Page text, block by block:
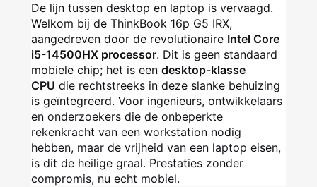
De lijn tussen desktop en laptop is vervaagd.
Welkom bij de ThinkBook 16p G5 IRX,
aangedreven door de revolutionaire Intel Core
i5-14500HX processor. Dit is geen standaard
mobiele chip; het is een desktop-klasse
CPU die rechtstreeks in deze slanke behuizing
is geïntegreerd. Voor ingenieurs, ontwikkelaars
en onderzoekers die de onbeperkte
rekenkracht van een workstation nodig
hebben, maar de vrijheid van een laptop eisen,
is dit de heilige graal. Prestaties zonder
compromis, nu echt mobiel.